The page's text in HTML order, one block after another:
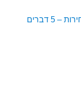
רקטות, פיטורים, מחלות ובחירות – 5 דברים